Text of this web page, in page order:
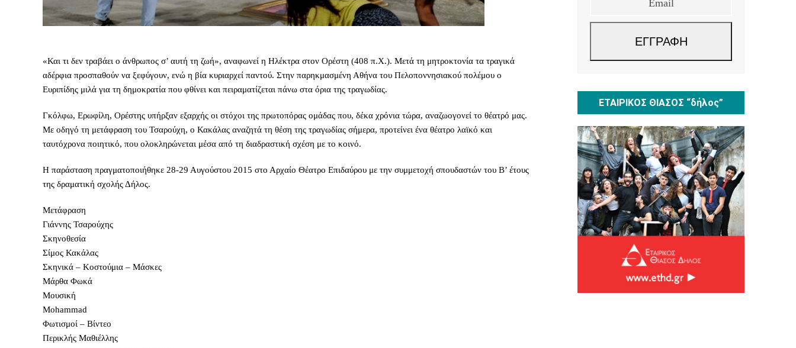
«Και τι δεν τραβάει ο άνθρωπος σ’ αυτή τη ζωή», αναφωνεί η Ηλέκτρα στον Ορέστη (408 π.Χ.). Μετά τη μητροκτονία τα τραγικά
αδέρφια προσπαθούν να ξεφύγουν, ενώ η βία κυριαρχεί παντού. Στην παρηκμασμένη Αθήνα του Πελοποννησιακού πολέμου ο
Ευριπίδης μιλά για τη δημοκρατία που φθίνει και πειραματίζεται πάνω στα όρια της τραγωδίας.
Γκόλφω, Ερωφίλη, Ορέστης υπήρξαν εξαρχής οι στόχοι της πρωτοπόρας ομάδας που, δέκα χρόνια τώρα, αναζωογονεί το θέατρό μας.
Με οδηγό τη μετάφραση του Τσαρούχη, ο Κακάλας αναζητά τη θέση της τραγωδίας σήμερα, προτείνει ένα θέατρο λαϊκό και
ταυτόχρονα ποιητικό, που ολοκληρώνεται μέσα από τη διαδραστική σχέση με το κοινό.
Η παράσταση πραγματοποιήθηκε 28-29 Αυγούστου 2015 στο Αρχαίο Θέατρο Επιδαύρου με την συμμετοχή σπουδαστών του Β’ έτους
της δραματική σχολής Δήλος.
Μετάφραση
Γιάννης Τσαρούχης
Σκηνοθεσία
Σίμος Κακάλας
Σκηνικά – Κοστούμια – Μάσκες
Μάρθα Φωκά
Μουσική
Mohammad
Φωτισμοί – Βίντεο
Περικλής Μαθιέλλης
ΕΓΓΡΑΦΗ
ΕΤΑΙΡΙΚΟΣ ΘΙΑΣΟΣ “δήλος”